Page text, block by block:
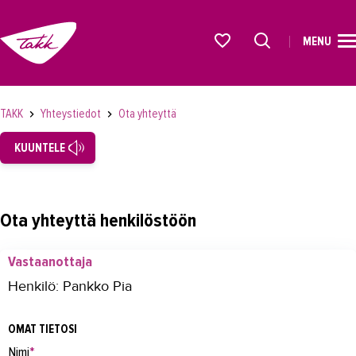
OPISKELIJAKSI
YRITYKSILLE
OMA TAKK
MENU
TAKK Yhteystiedot Ota yhteyttä
KUUNTELE
Ota yhteyttä henkilöstöön
Vastaanottaja
Henkilö: Pankko Pia
OMAT TIETOSI
Nimi*